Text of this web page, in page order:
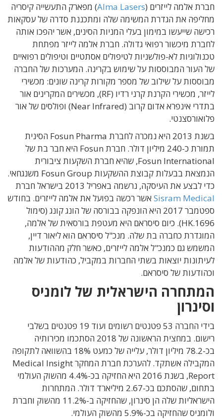
חברת אלמה לייזרים (Alma Lasers) מפארק התעשייה קיסריה
מחליפה את הגדרת המשימה שלה ומתכננת סדרה של עסקאות
רכישה שייעשו במימון בעלי המניות הסינים, אשר יהפכו אותה
לחברת מיכשור רפואי גדולה. חברת אלמה לייזר מפתחת
טכנולוגיות לא-פולשניות לטיפולים אסתטיים וטיפולים רפואיים
של העור המבוססות על שימוש בקרינה. המערכות של החברה
מבוססות על שילוב של מספר מקורות קרינה שונים: מכשירי
לייזר, מכשירי הקרנת קרני רדיו (RF), מכשירים המקרינים אור
בתדרי אינפרא אדום קרוב (Near Infrared) ופולסים של אור
פלואורסצנטי.
בשנת 2013 היא נמכרה לחברת Fosun Pharma הסינית
תמורת כ-240 מיליון דולר. חברת Fosun היא חבר בת של
Fosun International, שהיא חברת השקעות ציבורית
הנמצאת בבעלות קבוצת ההשקעות Fosun Group משנגחאי.
כדי לבצע את העיסקה, נרשמה באפריל 2013 בישראל חברת
Sisram Medical אשר רכשה בפועל את אלמה לייזרים. בחודש
ספטמבר 2017 היא הונפקה בבורסה של הונג קונג (סימול
1696.HK). כיום סיסראם היא מעטפת בורסאית של אלמה,
המוגדרת כחברה בת שלה. מנכ"ל סיסראם הוא ליאור דיין,
המשמש גם כמנכ"ל אלמה לייזרים, כאשר חלק מההודעות
לעיתונות יוצאות בשתי החברות במקביל, כהודעות של אלמה
וכהודעות של סיסראם.
המתחרה הישראלית של לומניס
וסינרון
בידי החברה 53 פטנטים רשומים ועוד 19 פטנטים בשלבי
רישום. במחצית הראשונה של 2018 הסתכמו מכירותיה
בכ-78.2 מיליון דולר, עלייה של כמעט 18% בהשוואה לתקופה
המקבילה אשתקד. להערכת חברת המחקר Medical Insight
Report, בשנת 2016 היא החזיקה בכ-4.4% מהשוק העולמי
בתחום, שהסתכם בכ-2.67 מיליארד דולר. המתחרות
הישראליות שלה הן סינרון, שהחזיקה ב-11.2% מהשוק וחברת
ולומניס שהחזיקה בכ-5.9% מהשוק העולמי.